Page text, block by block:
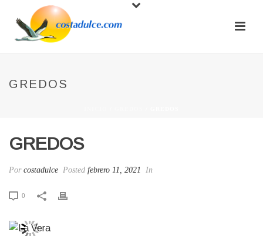
GREDOS
GREDOS
Por costadulce Posted febrero 11, 2021 In
0